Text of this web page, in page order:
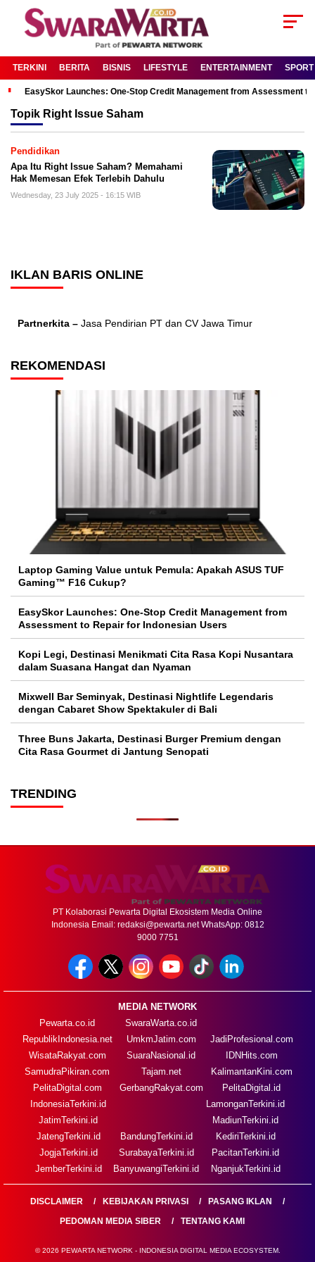
TERKINI BERITA BISNIS LIFESTYLE ENTERTAINMENT SPORT
EasySkor Launches: One-Stop Credit Management from Assessment
Topik Right Issue Saham
Pendidikan
Apa Itu Right Issue Saham? Memahami
Hak Memesan Efek Terlebih Dahulu
Wednesday, 23 July 2025 - 16:15 WIB
IKLAN BARIS ONLINE
Partnerkita – Jasa Pendirian PT dan CV Jawa Timur
REKOMENDASI
Laptop Gaming Value untuk Pemula: Apakah ASUS TUF
Gaming™ F16 Cukup?
EasySkor Launches: One-Stop Credit Management from
Assessment to Repair for Indonesian Users
Kopi Legi, Destinasi Menikmati Cita Rasa Kopi Nusantara
dalam Suasana Hangat dan Nyaman
Mixwell Bar Seminyak, Destinasi Nightlife Legendaris
dengan Cabaret Show Spektakuler di Bali
Three Buns Jakarta, Destinasi Burger Premium dengan
Cita Rasa Gourmet di Jantung Senopati
TRENDING
PT Kolaborasi Pewarta Digital Ekosistem Media Online
Indonesia Email: redaksi@pewarta.netWhatsApp: 0812
9000 7751
MEDIA NETWORK
Pewarta.co.id
RepublikIndonesia.net
WisataRakyat.com
SamudraPikiran.com
PelitaDigital.com
SwaraWarta.co.id
UmkmJatim.com
SuaraNasional.id
Tajam.net
GerbangRakyat.com
JadiProfesional.com
IDNHits.com
KalimantanKini.com
PelitaDigital.id
IndonesiaTerkini.id
JatimTerkini.id
JatengTerkini.id
JogjaTerkini.id
JemberTerkini.id
BandungTerkini.id
SurabayaTerkini.id
BanyuwangiTerkini.id
LamonganTerkini.id
MadiunTerkini.id
KediriTerkini.id
PacitanTerkini.id
NganjukTerkini.id
DISCLAIMER KEBIJAKAN PRIVASI
PASANG IKLAN
PEDOMAN MEDIA SIBER
TENTANG KAMI
© 2026 PEWARTA NETWORK - INDONESIA DIGITAL MEDIA ECOSYSTEM.